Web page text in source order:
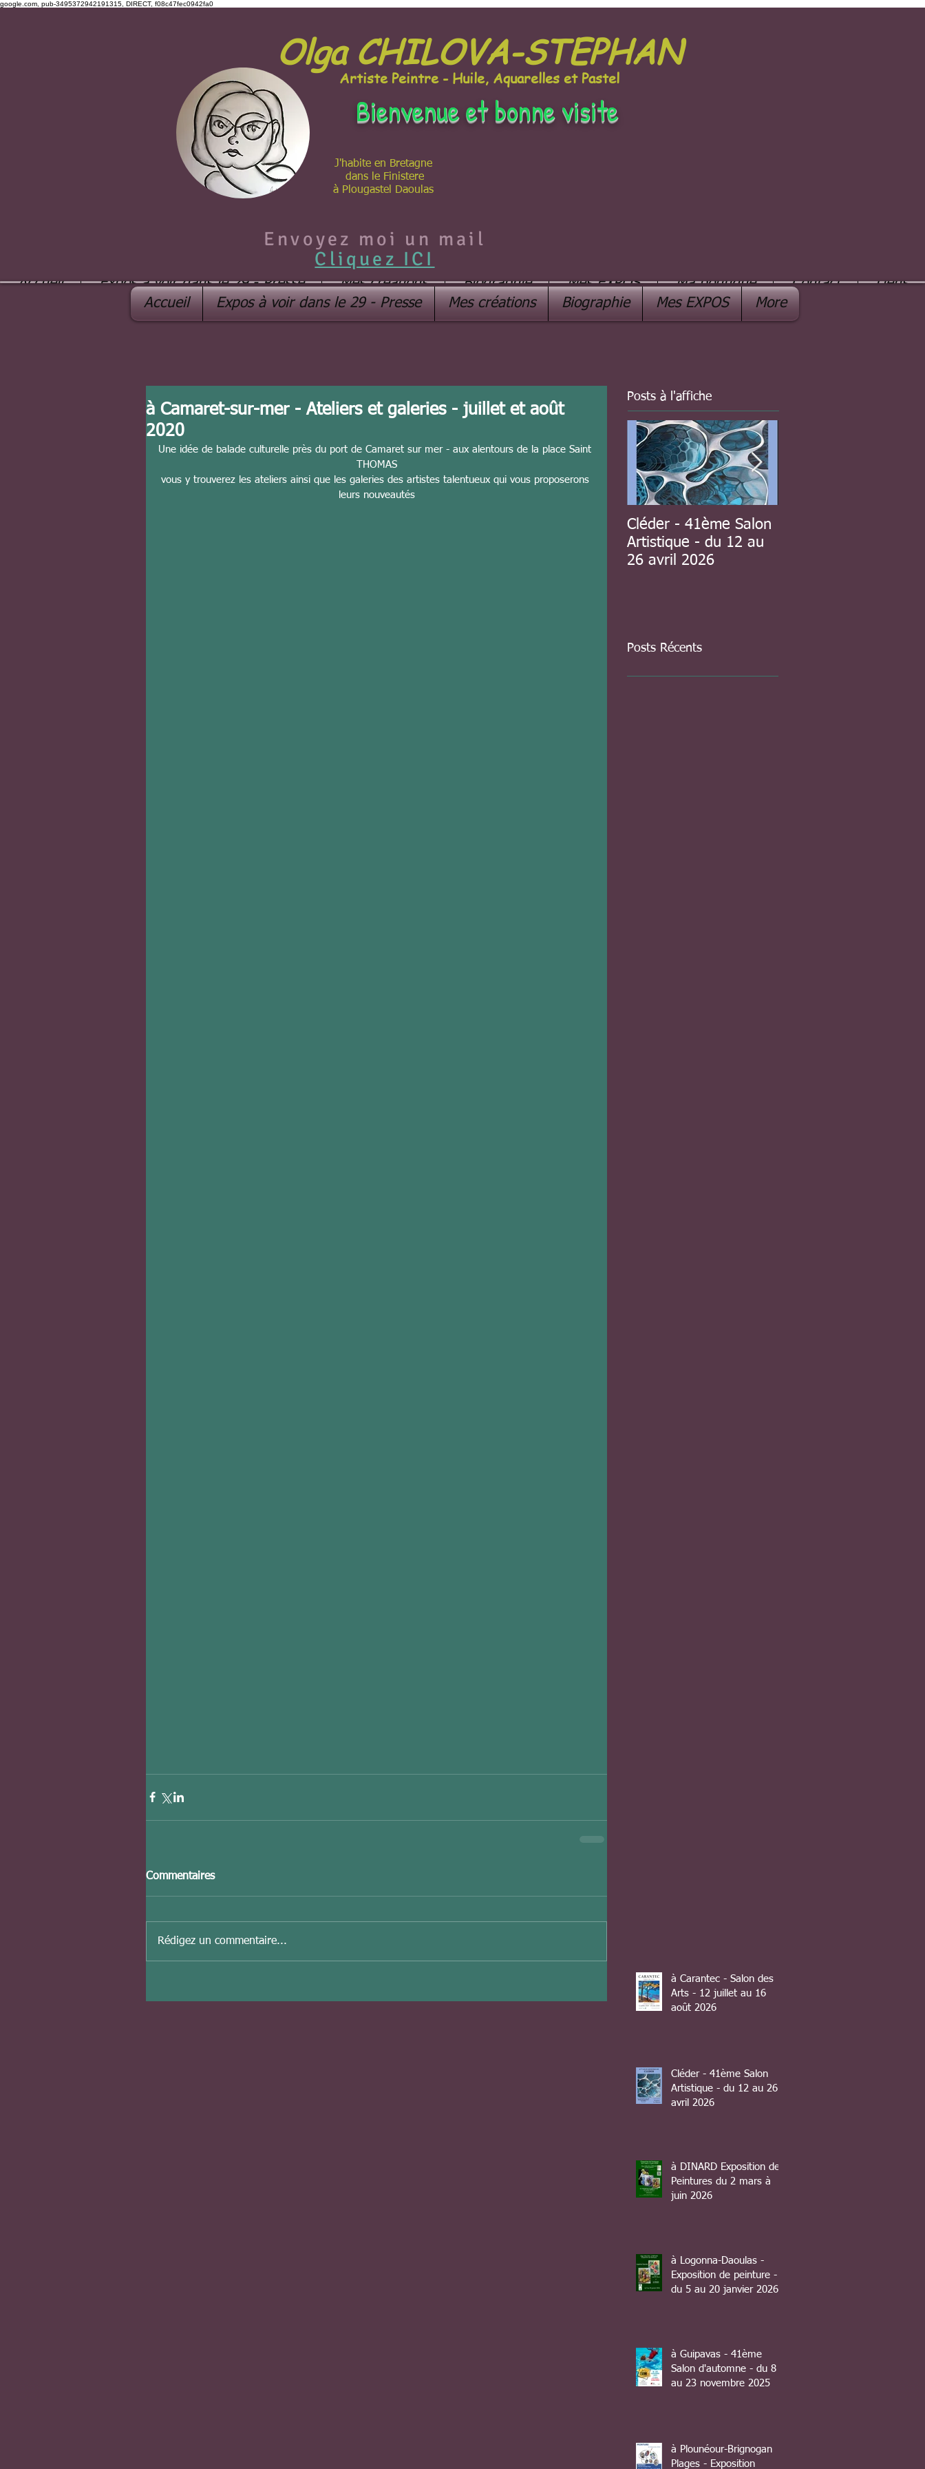
google.com, pub-3495372942191315, DIRECT, f08c47fec0942fa0
Olga CHILOVA-STEPHAN
Artiste Peintre - Huile, Aquarelles et Pastel
J'habite en Bretagne
dans le Finistere
à Plougastel Daoulas
Bienvenue et bonne visite
Envoyez moi un mail
Cliquez ICI
Accueil Expos à voir dans le 29 - Presse Mes créations Biographie Mes EXPOS Ma boutique Contact
Liens
Accueil
Expos à voir dans le 29 - Presse Mes créations Biographie Mes EXPOS More
à Camaret-sur-mer - Ateliers et galeries - juillet et août
2020
Une idée de balade culturelle près du port de Camaret sur mer - aux alentours de la place Saint
THOMAS
vous y trouverez les ateliers ainsi que les galeries des artistes talentueux qui vous proposerons
leurs nouveautés
Commentaires
Rédigez un commentaire...
Posts à l'affiche
Cléder - 41ème Salon
Artistique - du 12 au
26 avril 2026
Posts Récents
à Carantec - Salon des
Arts - 12 juillet au 16
août 2026
Cléder - 41ème Salon
Artistique - du 12 au 26
avril 2026
à DINARD Exposition de
Peintures du 2 mars à
juin 2026
à Logonna-Daoulas -
Exposition de peinture -
du 5 au 20 janvier 2026
à Guipavas - 41ème
Salon d'automne - du 8
au 23 novembre 2025
à Plounéour-Brignogan
Plages - Exposition